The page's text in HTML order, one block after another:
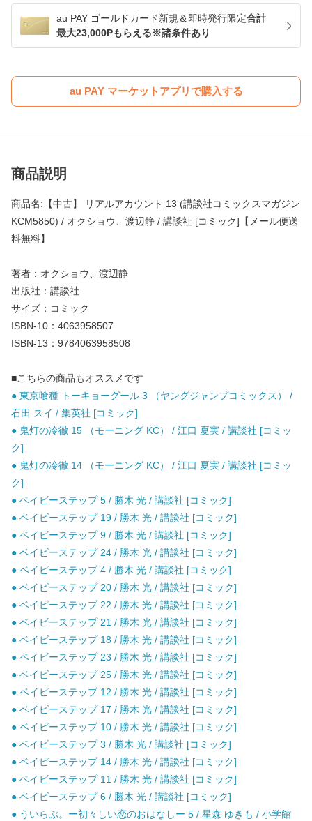
au PAY ゴールドカード新規＆即時発行限定合計
最大23,000Pもらえる※諸条件あり
au PAY マーケットアプリで購入する
商品説明
商品名:【中古】 リアルアカウント 13 (講談社コミックスマガジン
KCM5850) / オクショウ、渡辺静 / 講談社 [コミック]【メール便送
料無料】
著者：オクショウ、渡辺静
出版社：講談社
サイズ：コミック
ISBN-10：4063958507
ISBN-13：9784063958508
■こちらの商品もオススメです
● 東京喰種 トーキョーグール 3 （ヤングジャンプコミックス） /
石田 スイ / 集英社 [コミック]
● 鬼灯の冷徹 15 （モーニング KC） / 江口 夏実 / 講談社 [コミッ
ク]
● 鬼灯の冷徹 14 （モーニング KC） / 江口 夏実 / 講談社 [コミッ
ク]
● ベイビーステップ 5 / 勝木 光 / 講談社 [コミック]
● ベイビーステップ 19 / 勝木 光 / 講談社 [コミック]
● ベイビーステップ 9 / 勝木 光 / 講談社 [コミック]
● ベイビーステップ 24 / 勝木 光 / 講談社 [コミック]
● ベイビーステップ 4 / 勝木 光 / 講談社 [コミック]
● ベイビーステップ 20 / 勝木 光 / 講談社 [コミック]
● ベイビーステップ 22 / 勝木 光 / 講談社 [コミック]
● ベイビーステップ 21 / 勝木 光 / 講談社 [コミック]
● ベイビーステップ 18 / 勝木 光 / 講談社 [コミック]
● ベイビーステップ 23 / 勝木 光 / 講談社 [コミック]
● ベイビーステップ 25 / 勝木 光 / 講談社 [コミック]
● ベイビーステップ 12 / 勝木 光 / 講談社 [コミック]
● ベイビーステップ 17 / 勝木 光 / 講談社 [コミック]
● ベイビーステップ 10 / 勝木 光 / 講談社 [コミック]
● ベイビーステップ 3 / 勝木 光 / 講談社 [コミック]
● ベイビーステップ 14 / 勝木 光 / 講談社 [コミック]
● ベイビーステップ 11 / 勝木 光 / 講談社 [コミック]
● ベイビーステップ 6 / 勝木 光 / 講談社 [コミック]
● ういらぶ。ー初々しい恋のおはなしー 5 / 星森 ゆきも / 小学館